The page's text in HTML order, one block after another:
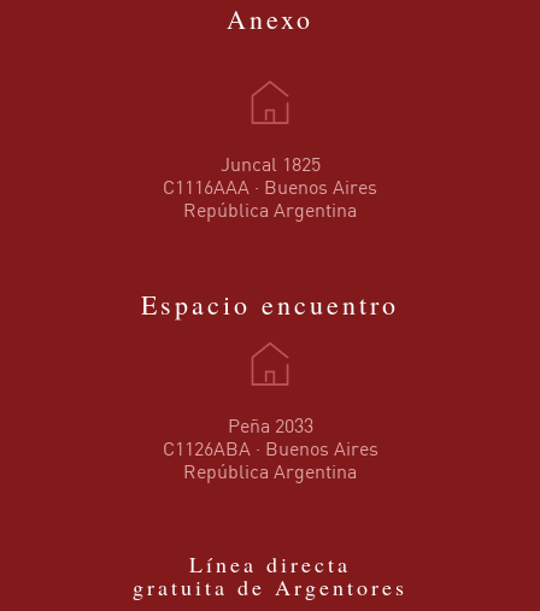
Anexo
Juncal 1825
C1116AAA · Buenos Aires
República Argentina
Espacio encuentro
Peña 2033
C1126ABA · Buenos Aires
República Argentina
Línea directa
gratuita de Argentores